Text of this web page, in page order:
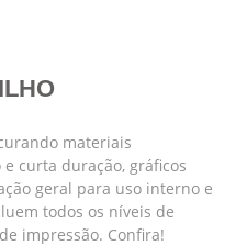
materiais
curta duração, gráficos
geral para uso interno e
todos os níveis de
impressão. Confira!